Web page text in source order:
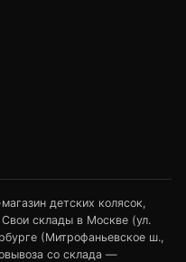
детских колясок,
склады в Москве (ул.
(Митрофаньевское ш.,
со склада —